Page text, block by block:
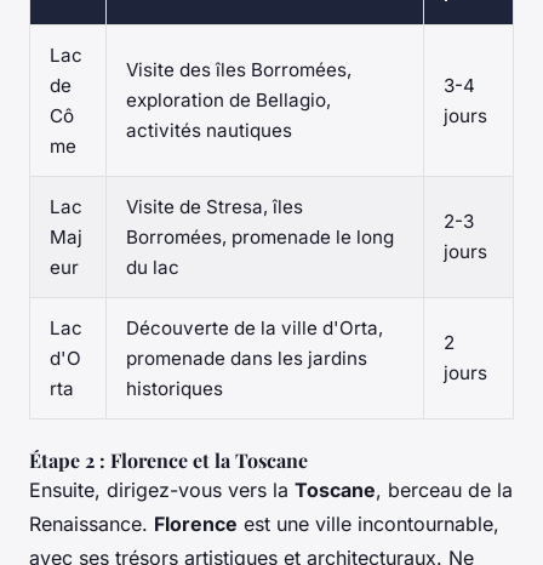
Lac
de
Cô
me
Visite des îles Borromées,
exploration de Bellagio,
activités nautiques
3-4
jours
Lac
Maj
eur
Visite de Stresa, îles
Borromées, promenade le long
du lac
2-3
jours
Lac
d'O
rta
Découverte de la ville d'Orta,
promenade dans les jardins
historiques
2
jours
Étape 2 : Florence et la Toscane
Ensuite, dirigez-vous vers la Toscane, berceau de la
Renaissance. Florence est une ville incontournable,
avec ses trésors artistiques et architecturaux. Ne